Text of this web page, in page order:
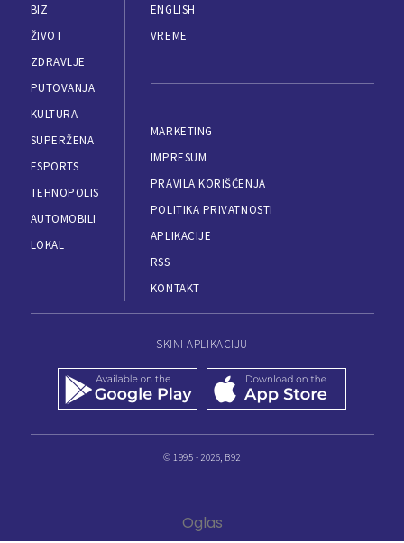
BIZ
ŽIVOT
ZDRAVLJE
PUTOVANJA
KULTURA
SUPERŽENA
ESPORTS
TEHNOPOLIS
AUTOMOBILI
LOKAL
ENGLISH
VREME
MARKETING
IMPRESUM
PRAVILA KORIŠĆENJA
POLITIKA PRIVATNOSTI
APLIKACIJE
RSS
KONTAKT
SKINI APLIKACIJU
© 1995 - 2026, B92